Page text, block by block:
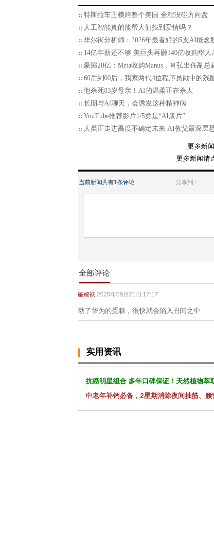
特斯拉车主横跨整个美国 全程没碰方向盘
人工智能真的能帮人们找到爱情吗？
华尔街分析师：2026年最看好的5支AI概念
14亿年薪还不够 美巨头再砸140亿收购华人
豪掷20亿：Meta收购Manus，肖弘出任副总
60后到00后，我家两代4位程序员戳中的残
他杀死83岁母亲！AI的温柔正在杀人
长期与AI聊天，会诱发这种精神病
YouTube推荐影片1/5竟是“AI废片”
人类正走进高度不确定未来 AI教父最深层
当前新闻共有1条评论 分享到：
全部评论
破棉袄 2025年09月21日 17:17
动了华为的蛋糕，很快就会陷入丑闻之中
实用资讯
抗癌明星组合 多年口碑保证！天然植物萃
中老年补钙必备，2星期消除夜间抽筋、